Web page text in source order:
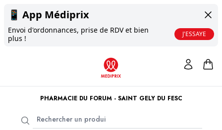
📱 App Médiprix
Envoi d'ordonnances, prise de RDV et bien
plus !
J'ESSAYE
PHARMACIE DU FORUM - SAINT GELY DU FESC